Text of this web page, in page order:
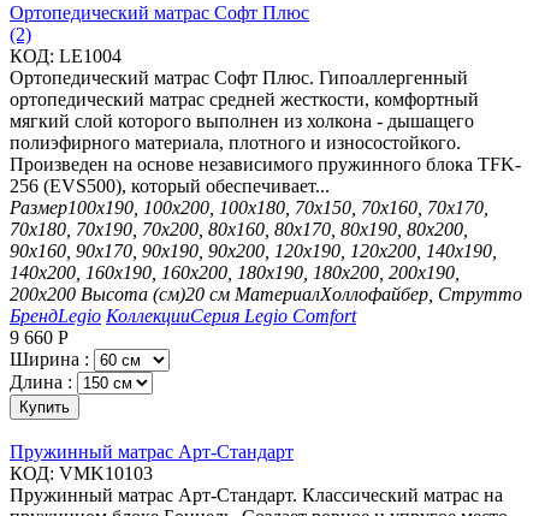
Ортопедический матрас Софт Плюс
(2)
КОД: LE1004
Ортопедический матрас Софт Плюс. Гипоаллергенный
ортопедический матрас средней жесткости, комфортный
мягкий слой которого выполнен из холкона - дышащего
полиэфирного материала, плотного и износостойкого.
Произведен на основе независимого пружинного блока TFK-
256 (EVS500), который обеспечивает...
Размер100х190, 100х200, 100х180, 70х150, 70х160, 70х170,
70х180, 70х190, 70х200, 80х160, 80х170, 80х190, 80х200,
90х160, 90х170, 90х190, 90х200, 120х190, 120х200, 140х190,
140х200, 160х190, 160х200, 180х190, 180х200, 200х190,
200х200 Высота (см)20 см МатериалХоллофайбер, Струтто
БрендLegio КоллекцииСерия Legio Comfort
9 660 Р
Ширина :
Длина :
Купить
Пружинный матрас Арт-Стандарт
КОД: VMK10103
Пружинный матрас Арт-Стандарт. Классический матрас на